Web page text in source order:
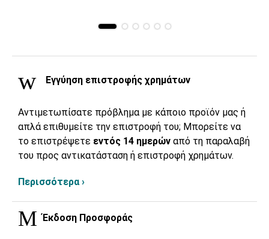
Εγγύηση επιστροφής χρημάτων
Αντιμετωπίσατε πρόβλημα με κάποιο προϊόν μας ή
απλά επιθυμείτε την επιστροφή του; Μπορείτε να
το επιστρέψετε εντός 14 ημερών από τη παραλαβή
του προς αντικατάσταση ή επιστροφή χρημάτων.
Περισσότερα ›
Έκδοση Προσφοράς